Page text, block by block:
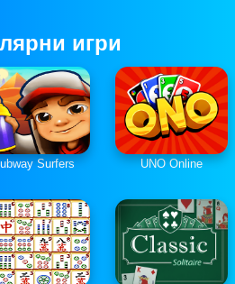
игри
Surfers UNO Online